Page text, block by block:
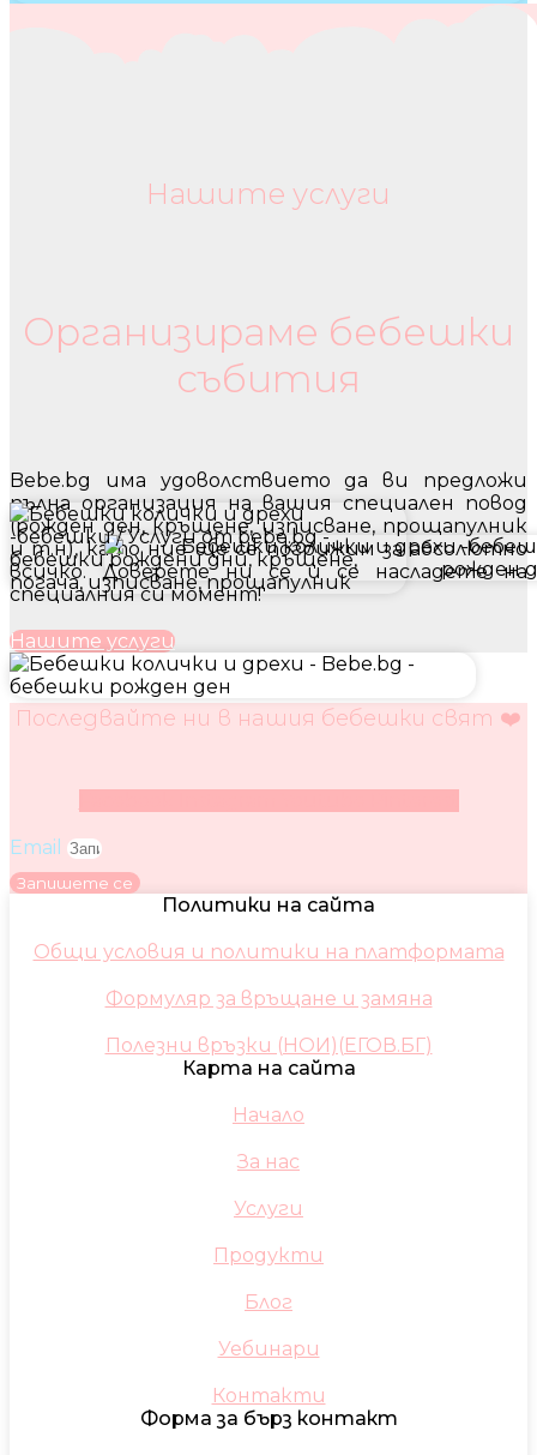
Нашите услуги
Организираме бебешки
събития
Bebe.bg има удоволствието да ви предложи
пълна организация на вашия специален повод
(рожден ден, кръщене, изписване, прощапулник
и т.н), като ние ще се погрижим за абсолютно
всичко. Доверете ни се и се насладете на
специалния си момент!
Нашите услуги
Последвайте ни в нашия бебешки свят ❤️
Email
Запишете се
Политики на сайта
Общи условия и политики на платформата
Формуляр за връщане и замяна
Полезни връзки (НОИ)(ЕГОВ.БГ)
Карта на сайта
Начало
За нас
Услуги
Продукти
Блог
Уебинари
Контакти
Форма за бърз контакт